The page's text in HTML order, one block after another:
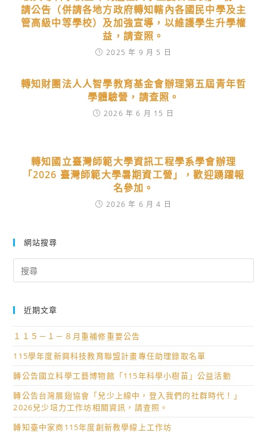
請公告（併請各地方政府轉知轄內各國民中學及主
管高級中等學校）及加強宣導，以維護學生升學權
益，請查照。
2025 年 9 月 5 日
轉知財團法人人智學教育基金會辦理第五屆青年哲
學體驗營，請查照。
2026 年 6 月 15 日
轉知國立臺灣師範大學資訊工程學系學會辦理
「2026 臺灣師範大學暑期資工營」，歡迎踴躍報
名參加。
2026 年 6 月 4 日
網站搜尋
for:
近期文章
１１５－１－８月重補修重要公告
115學年度新興科技教育聯盟計畫專任助理錄取名單
轉公告國立科學工藝博物館「115年科學小樹苗」公益活動
轉公告台灣展翅協會「兒少上線中，登入我們的社群時代！」
2026兒少培力工作坊相關資訊，請查照。
轉知臺中家商115年度創新教學線上工作坊